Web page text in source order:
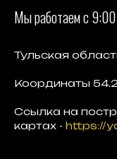
Мы работаем с
Тульская
Координаты
Ссылка на
картах - https://